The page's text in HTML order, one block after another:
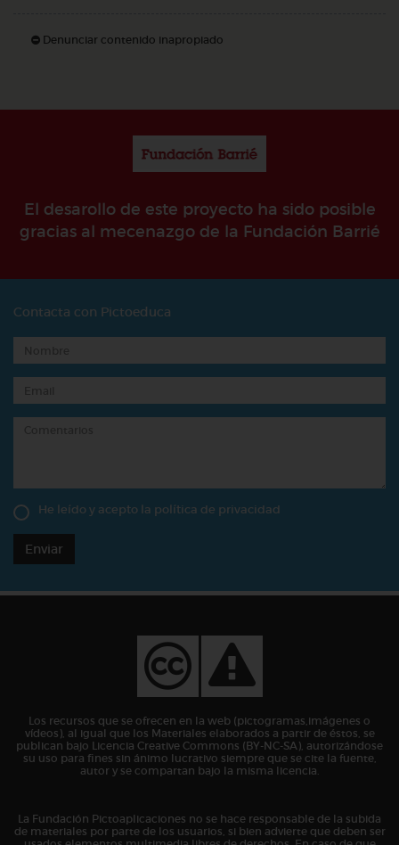
Denunciar contenido inapropiado
El desarollo de este proyecto ha sido posible
gracias al mecenazgo de la Fundación Barrié
Contacta con Pictoeduca
He leído y acepto la política de privacidad
Enviar
Los recursos que se ofrecen en la web (pictogramas,imágenes o
vídeos), al igual que los Materiales elaborados a partir de éstos, se
publican bajo Licencia Creative Commons (BY-NC-SA), autorizándose
su uso para fines sin ánimo lucrativo siempre que se cite la fuente,
autor y se compartan bajo la misma licencia.
La Fundación Pictoaplicaciones no se hace responsable de la subida
de materiales por parte de los usuarios, si bien advierte que deben ser